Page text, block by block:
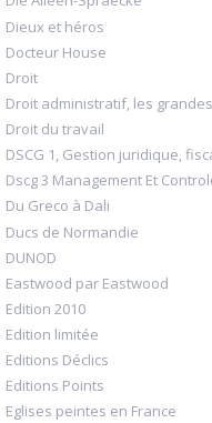
Dieux et héros
Docteur House
Droit
Droit administratif, les
Droit du travail
DSCG 1, Gestion juridique,
Dscg 3 Management Et
Du Greco à Dali
Ducs de Normandie
DUNOD
Eastwood par Eastwood
Edition 2010
Edition limitée
Editions Déclics
Editions Points
Eglises peintes en France